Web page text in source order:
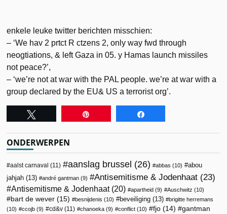
enkele leuke twitter berichten misschien:
– ‘We hav 2 prtct R ctzens 2, only way fwd through
neogtiations, & left Gaza in 05. y Hamas launch missiles
not peace?’,
– ‘we’re not at war with the PAL people. we’re at war with a
group declared by the EU& US a terrorist org’.
ONDERWERPEN
aalst carnaval (11) aanslag brussel (26) abbas (10)
abou
jahjah (13) andré gantman (9) Antisemitisme & Jodenhaat (23)
Antisemitisme & Jodenhaat(20) apartheid (9) Auschwitz (10)
bart de wever (15) besnijdenis (10) beveiliging (13)
brigitte herremans
(10)
ccojb (9) cd&v (11) chanoeka (9) conflict (10) fjo (14) gantman